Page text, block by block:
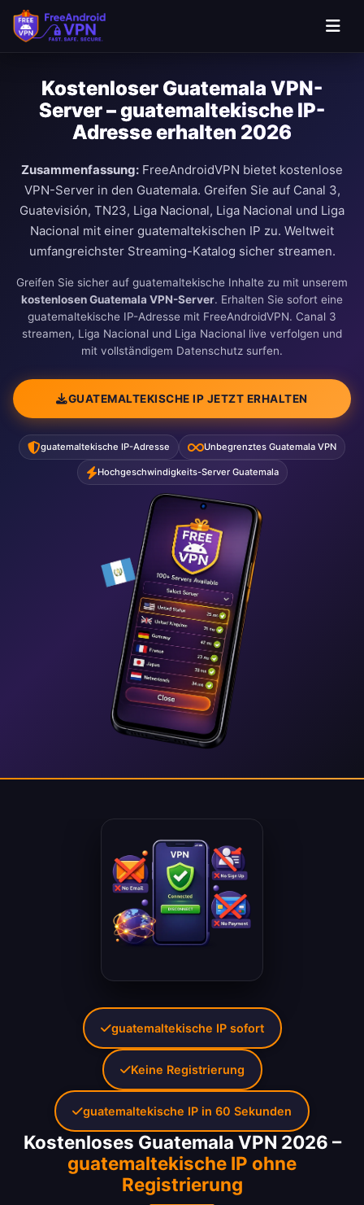
Kostenloser Guatemala VPN-
Server – guatemaltekische IP-
Adresse erhalten 2026
Zusammenfassung: FreeAndroidVPN bietet kostenlose
VPN-Server in den Guatemala. Greifen Sie auf Canal 3,
Guatevisión, TN23, Liga Nacional, Liga Nacional und Liga
Nacional mit einer guatemaltekischen IP zu. Weltweit
umfangreichster Streaming-Katalog sicher streamen.
Greifen Sie sicher auf guatemaltekische Inhalte zu mit unserem
kostenlosen Guatemala VPN-Server. Erhalten Sie sofort eine
guatemaltekische IP-Adresse mit FreeAndroidVPN. Canal 3
streamen, Liga Nacional und Liga Nacional live verfolgen und
mit vollständigem Datenschutz surfen.
GUATEMALTEKISCHE IP JETZT ERHALTEN
guatemaltekische IP-Adresse Unbegrenztes Guatemala VPN
Hochgeschwindigkeits-Server Guatemala
Kostenloses Guatemala VPN 2026 –
guatemaltekische IP ohne
Registrierung
guatemaltekische IP sofort
Keine Registrierung
guatemaltekische IP in 60 Sekunden